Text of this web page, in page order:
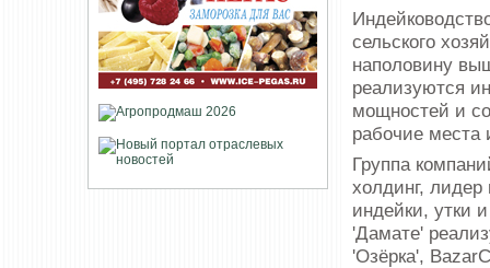
сельского
наполовину
реализуются
мощностей и
рабочие места
Группа
холдинг,
индейки, утки
'Дамате'
'Озёрка',